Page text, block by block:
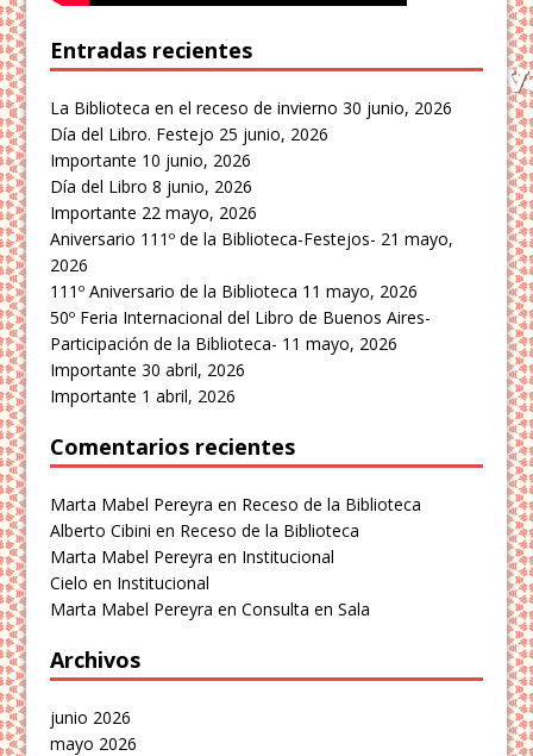
Entradas recientes
La Biblioteca en el receso de invierno 30 junio, 2026
Día del Libro. Festejo 25 junio, 2026
Importante 10 junio, 2026
Día del Libro 8 junio, 2026
Importante 22 mayo, 2026
Aniversario 111º de la Biblioteca-Festejos- 21 mayo,
2026
111º Aniversario de la Biblioteca 11 mayo, 2026
50º Feria Internacional del Libro de Buenos Aires-
Participación de la Biblioteca- 11 mayo, 2026
Importante 30 abril, 2026
Importante 1 abril, 2026
Comentarios recientes
Marta Mabel Pereyra en Receso de la Biblioteca
Alberto Cibini en Receso de la Biblioteca
Marta Mabel Pereyra en Institucional
Cielo en Institucional
Marta Mabel Pereyra enConsulta en Sala
Archivos
junio 2026
mayo 2026